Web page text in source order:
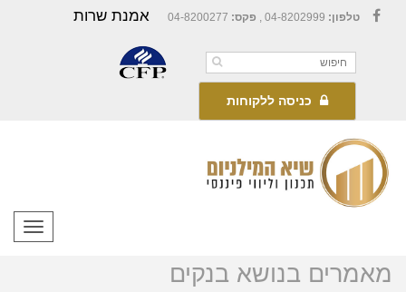
טלפון: פקס: אמנת שרות
כניסה ללקוחות
מאמרים בנושא בנקים